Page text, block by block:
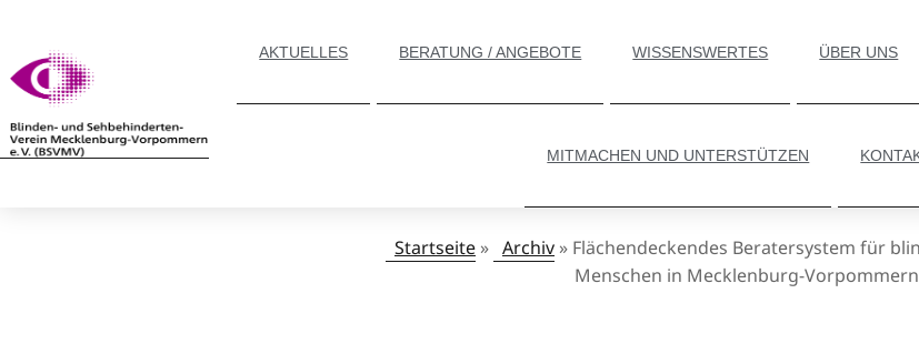
AKTUELLES BERATUNG / ANGEBOTE WISSENSWERTES ÜBER UNS
MITMACHEN UND UNTERSTÜTZEN
Startseite » Archiv » Flächendeckendes Beratersystem für
Menschen in Mecklenburg-Vorpommern